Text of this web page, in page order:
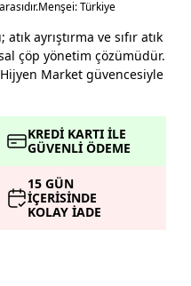
Menşei: Türkiye
ayrıştırma ve sıfır atık
çöp yönetim çözümüdür.
Market güvencesiyle
KREDİ KARTI İLE
GÜVENLİ ÖDEME
15 GÜN
İÇERİSİNDE
KOLAY İADE